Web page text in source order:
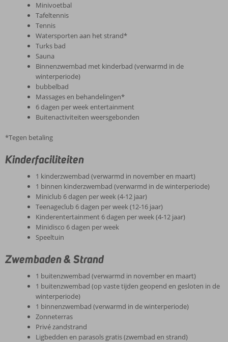
Minivoetbal
Tafeltennis
Tennis
Watersporten aan het strand*
Turks bad
Sauna
Binnenzwembad met kinderbad (verwarmd in de
winterperiode)
bubbelbad
Massages en behandelingen*
6 dagen per week entertainment
Buitenactiviteiten weersgebonden
*Tegen betaling
Kinderfaciliteiten
1 kinderzwembad (verwarmd in november en maart)
1 binnen kinderzwembad (verwarmd in de winterperiode)
Miniclub 6 dagen per week (4-12 jaar)
Teenageclub 6 dagen per week (12-16 jaar)
Kinderentertainment 6 dagen per week (4-12 jaar)
Minidisco 6 dagen per week
Speeltuin
Zwembaden & Strand
1 buitenzwembad (verwarmd in november en maart)
1 buitenzwembad (op vaste tijden geopend en gesloten in de
winterperiode)
1 binnenzwembad (verwarmd in de winterperiode)
Zonneterras
Privé zandstrand
Ligbedden en parasols gratis (zwembad en strand)